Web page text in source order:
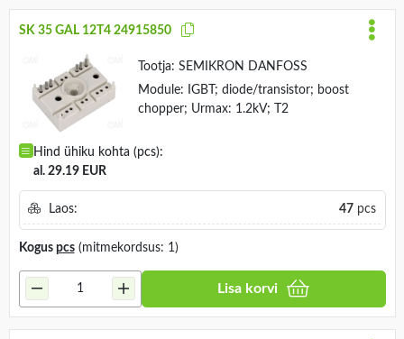
SK 35 GAL 12T4 24915850
Tootja: SEMIKRON DANFOSS
Module: IGBT; diode/transistor; boost
chopper; Urmax: 1.2kV; T2
Hind ühiku kohta (pcs):
al. 29.19 EUR
Laos: 47pcs
Kogus pcs(mitmekordsus: 1)
Lisa korvi